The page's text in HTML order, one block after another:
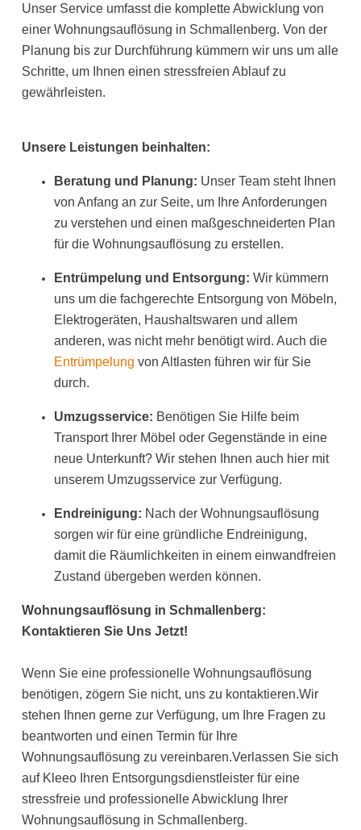
Unser Service umfasst die komplette Abwicklung von
einer Wohnungsauflösung in Schmallenberg. Von der
Planung bis zur Durchführung kümmern wir uns um alle
Schritte, um Ihnen einen stressfreien Ablauf zu
gewährleisten.
Unsere Leistungen beinhalten:
Beratung und Planung: Unser Team steht Ihnen
von Anfang an zur Seite, um Ihre Anforderungen
zu verstehen und einen maßgeschneiderten Plan
für die Wohnungsauflösung zu erstellen.
Entrümpelung und Entsorgung: Wir kümmern
uns um die fachgerechte Entsorgung von Möbeln,
Elektrogeräten, Haushaltswaren und allem
anderen, was nicht mehr benötigt wird. Auch die
Entrümpelung von Altlasten führen wir für Sie
durch.
Umzugsservice: Benötigen Sie Hilfe beim
Transport Ihrer Möbel oder Gegenstände in eine
neue Unterkunft? Wir stehen Ihnen auch hier mit
unserem Umzugsservice zur Verfügung.
Endreinigung: Nach der Wohnungsauflösung
sorgen wir für eine gründliche Endreinigung,
damit die Räumlichkeiten in einem einwandfreien
Zustand übergeben werden können.
Wohnungsauflösung in Schmallenberg:
Kontaktieren Sie Uns Jetzt!
Wenn Sie eine professionelle Wohnungsauflösung
benötigen, zögern Sie nicht, uns zu kontaktieren.Wir
stehen Ihnen gerne zur Verfügung, um Ihre Fragen zu
beantworten und einen Termin für Ihre
Wohnungsauflösung zu vereinbaren.Verlassen Sie sich
auf Kleeo Ihren Entsorgungsdienstleister für eine
stressfreie und professionelle Abwicklung Ihrer
Wohnungsauflösung in Schmallenberg.